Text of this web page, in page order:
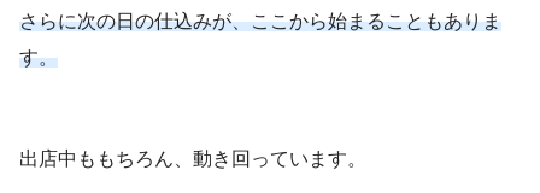
さらに次の日の仕込みが、ここから始まることもありま
す。
出店中ももちろん、動き回っています。